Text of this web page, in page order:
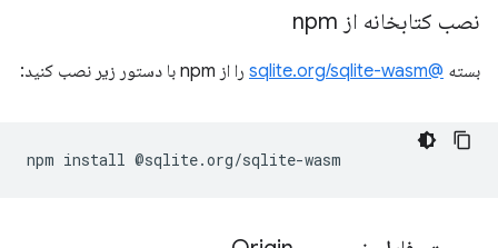
نصب کتابخانه از npm
بسته @sqlite.org/sqlite-wasm را از npm با دستور زیر نصب کنید:
npm install